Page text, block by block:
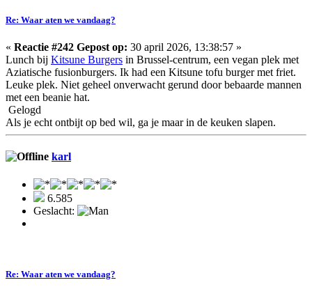
Re: Waar aten we vandaag?
« Reactie #242 Gepost op: 30 april 2026, 13:38:57 »
Lunch bij Kitsune Burgers in Brussel-centrum, een vegan plek met
Aziatische fusionburgers. Ik had een Kitsune tofu burger met friet.
Leuke plek. Niet geheel onverwacht gerund door bebaarde mannen
met een beanie hat.
Gelogd
Als je echt ontbijt op bed wil, ga je maar in de keuken slapen.
karl
6.585
Geslacht:
Re: Waar aten we vandaag?